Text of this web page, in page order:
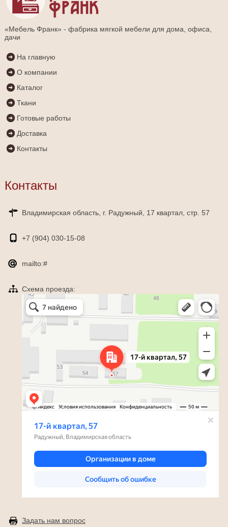
«Мебель Франк» - фабрика мягкой мебели для дома, офиса,
дачи
На главную
О компании
Каталог
Ткани
Готовые работы
Доставка
Контакты
Контакты
Владимирская область, г. Радужный, 17 квартал, стр. 57
+7 (904) 030-15-08
mailto:#
Схема проезда:
Яндекс Карты
Радужный — Яндекс Карты
Задать нам вопрос